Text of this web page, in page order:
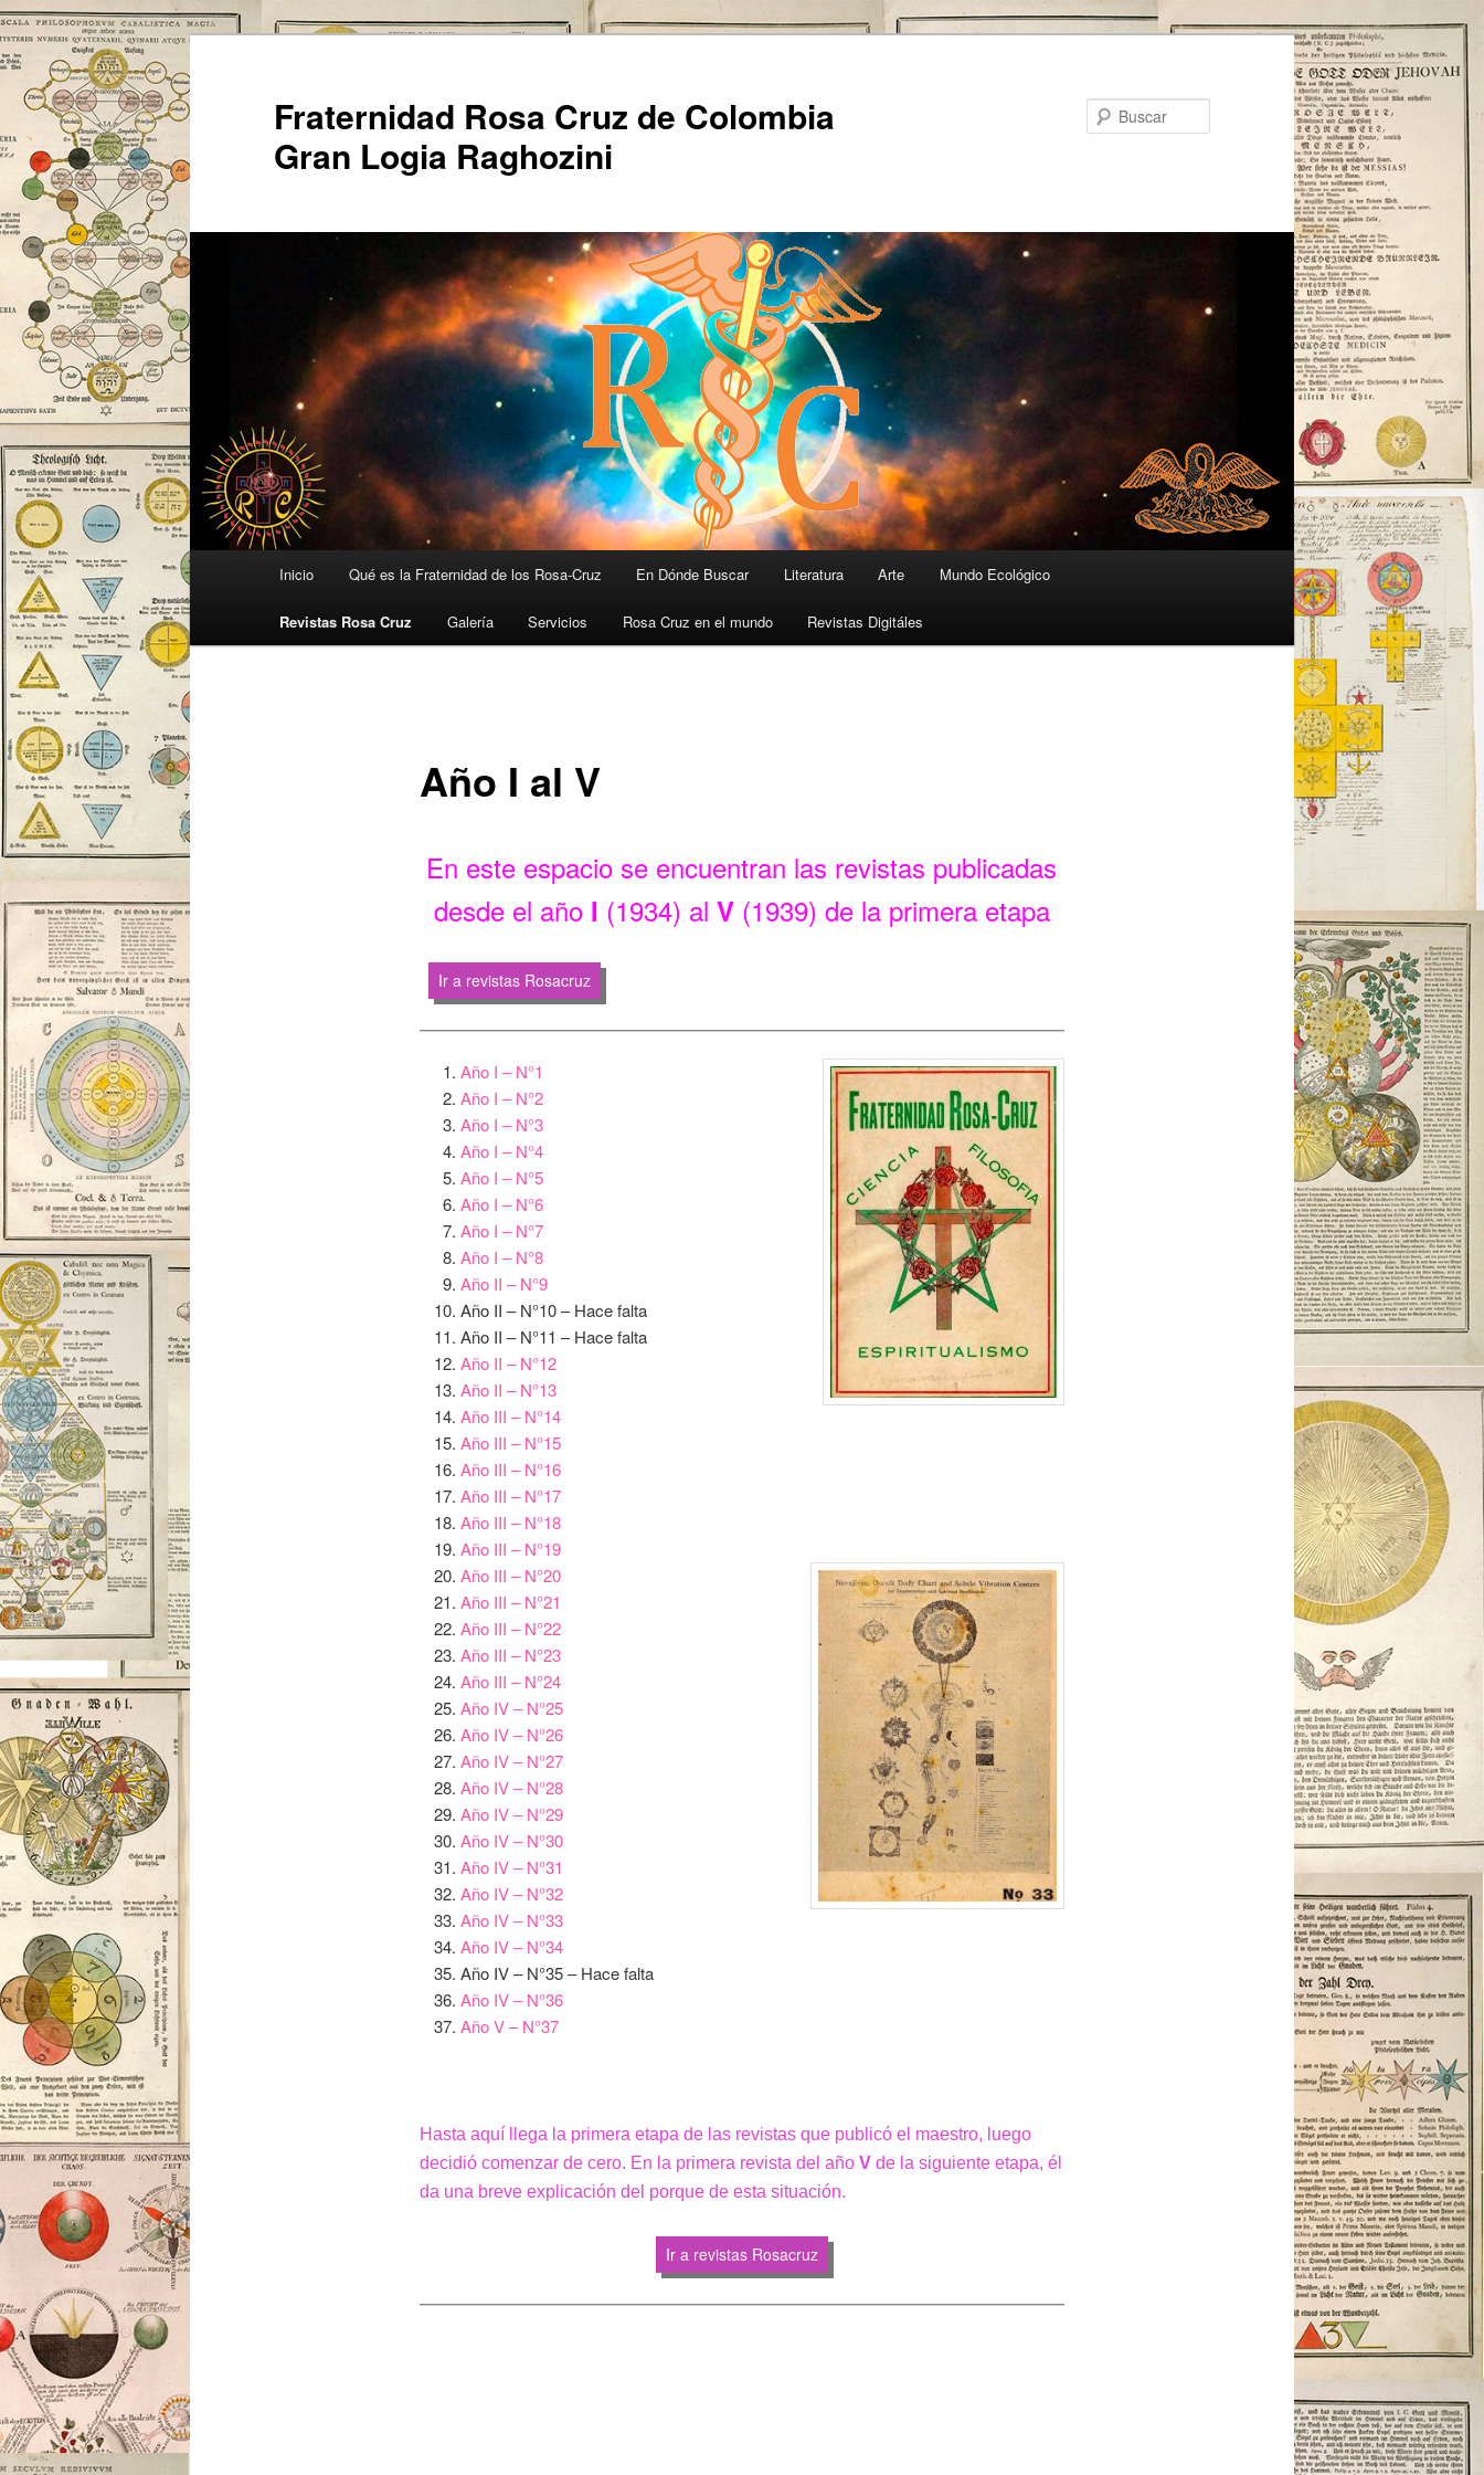
Ir
contenido
principal
Fraternidad Rosa Cruz de Colombia
Gran Logia Raghozini
Inicio Qué es la Fraternidad de los Rosa-Cruz En Dónde Buscar Literatura Arte Mundo Ecológico
Revistas Rosa Cruz Galería Servicios Rosa Cruz en el mundo Revistas Digitáles
Año I al V
En este espacio se encuentran las revistas publicadas
desde el año I (1934) al V (1939) de la primera etapa
Ir a revistas Rosacruz
Año I – N°1
Año I – N°2
Año I – N°3
Año I – N°4
Año I – N°5
Año I – N°6
Año I – N°7
Año I – N°8
Año II – N°9
Año II – N°10 – Hace falta
Año II – N°11 – Hace falta
Año II – N°12
Año II – N°13
Año III – N°14
Año III – N°15
Año III – N°16
Año III – N°17
Año III – N°18
Año III – N°19
Año III – N°20
Año III – N°21
Año III – N°22
Año III – N°23
Año III – N°24
Año IV – N°25
Año IV – N°26
Año IV – N°27
Año IV – N°28
Año IV – N°29
Año IV – N°30
Año IV – N°31
Año IV – N°32
Año IV – N°33
Año IV – N°34
Año IV – N°35 – Hace falta
Año IV – N°36
Año V – N°37
Hasta aquí llega la primera etapa de las revistas que publicó el maestro, luego
decidió comenzar de cero. En la primera revista del año Vde la siguiente etapa, él
da una breve explicación del porque de esta situación.
Ir a revistas Rosacruz